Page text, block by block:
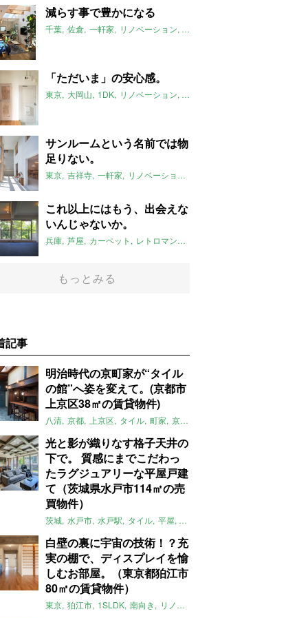
減らす事で豊かになる
千葉 佐倉 一軒家 リノベーション 減築
「ただいま」の安心感。
東京 大岡山 1DK リノベーション 2018年6月のおすすめ
サンルームという名前では物
足りない。
東京 吉祥寺 一軒家 リノベーション
これ以上にはもう、出会えな
いんじゃないか。
兵庫 芦屋 カーペット レトロマンション
もっとみる
記事
明治時代の京町家が“タイル
の館”へ姿を変えて。(京都市
上京区38㎡の賃貸物件)
八清 京都 上京区 タイル 町家 京町家
光と影が織りなす格子天井の
下で。 質感にまでこだわっ
たラグジュアリーな平屋戸建
て（茨城県水戸市114㎡の売
買物件）
茨城 水戸市 水戸駅 タイル 平屋 一軒家
白壁の裏に宇宙の技術！？充
実の棚で、ディスプレイを愉
しむお部屋。（東京都狛江市
80㎡の賃貸物件）
東京 狛江市 1SLDK 南向き リノベ